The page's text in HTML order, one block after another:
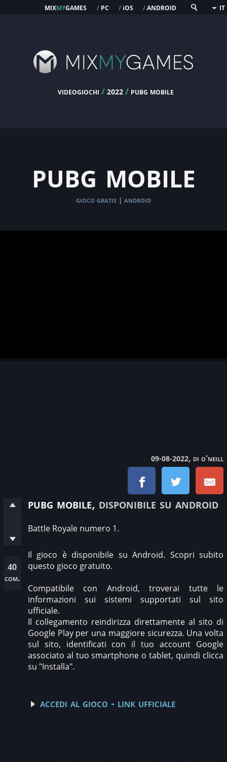
mixmygames / pc / ios /android IT
videogiochi / 2022 /pubg mobile
pubg mobile
gioco gratis | android
09-08-2022, di o'neill
40
com.
pubg mobile, disponibile su android
Battle Royale numero 1.
Il gioco è disponibile su Android. Scopri subito
questo gioco gratuito.
Compatibile con Android, troverai tutte le
informazioni sui sistemi supportati sul sito
ufficiale.
Il collegamento reindirizza direttamente al sito di
Google Play per una maggiore sicurezza. Una volta
sul sito, identificati con il tuo account Google
associato al tuo smartphone o tablet, quindi clicca
su "Installa".
accedi al gioco - link ufficiale